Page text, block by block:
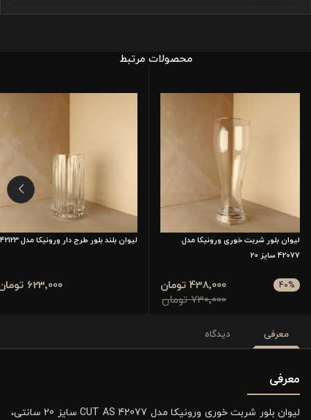
محصولات مرتبط
لیوان بلور شربت خوری ورونیکا مدل
42077 سایز 20
40%
730٬000 تومان
438٬000 تومان
لیوان بلند بلور طرح دار ورونیکا مدل 42123
623٬000 تومان
معرفی دیدگاه
معرفی
لیوان بلور شربت خوری ورونیکا مدل 42077 CUT AS سایز 20 سانتی،